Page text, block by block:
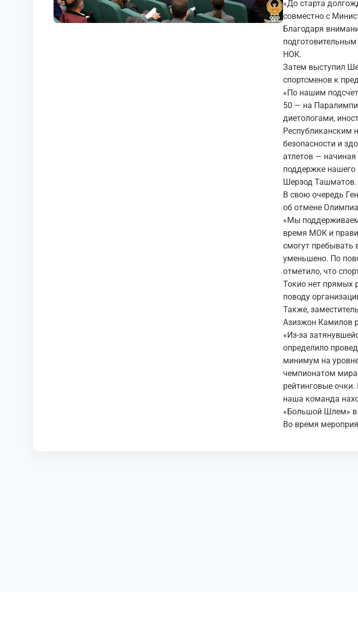
«До старта
совместно с
Благодаря
НОК.
Затем выступил
спортсменов к
«По нашим
50 — на
диетологами,
Республиканским
безопасности и
атлетов —
поддержке нашего
Шерзод Ташматов.
В свою очередь
об отмене
«Мы
время МОК и
смогут пребывать
уменьшено. По
отметило, что
Токио нет прямых
поводу
Также,
Азизжон Камилов
«Из-за
определило
минимум на
чемпионатом
рейтинговые
наша команда
«Большой Шлем» в
Во время